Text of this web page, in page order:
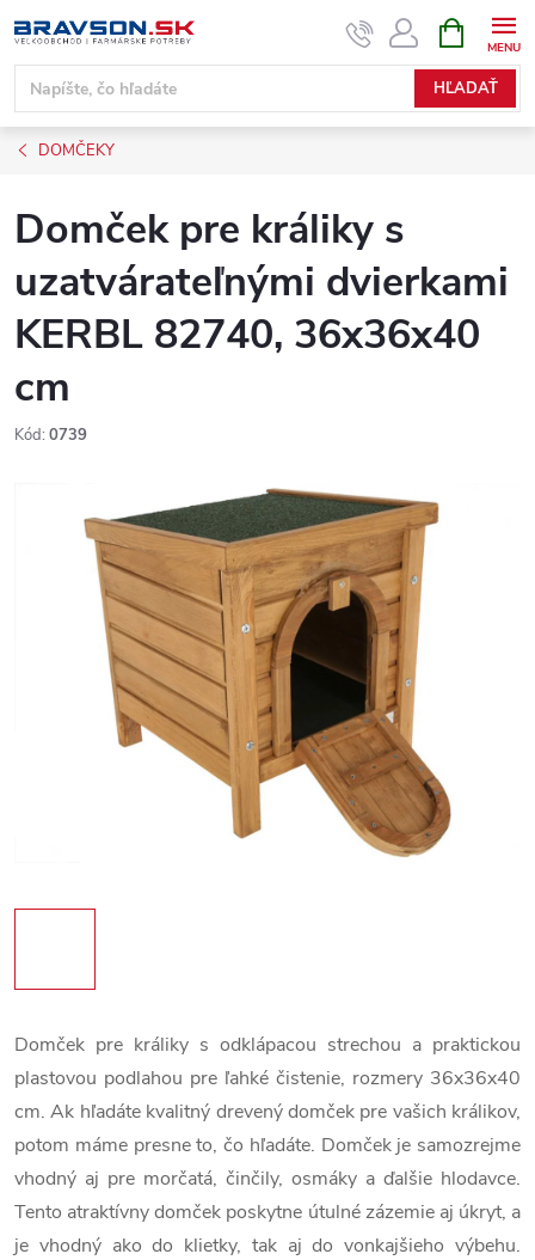
na
obsah
HĽADAŤ
KOŠÍK
DOMČEKY
Domček pre králiky s
uzatvárateľnými dvierkami
KERBL 82740, 36x36x40
cm
Kód: 0739
Domček pre králiky s odklápacou strechou a praktickou
plastovou podlahou pre ľahké čistenie, rozmery 36x36x40
cm. Ak hľadáte kvalitný drevený domček pre vašich králikov,
potom máme presne to, čo hľadáte. Domček je samozrejme
vhodný aj pre morčatá, činčily, osmáky a ďalšie hlodavce.
Tento atraktívny domček poskytne útulné zázemie aj úkryt, a
je vhodný ako do klietky, tak aj do vonkajšieho výbehu.